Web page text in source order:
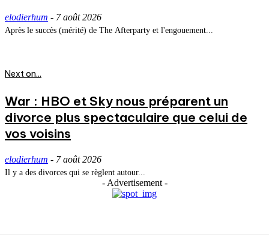
elodierhum - 7 août 2026
Après le succès (mérité) de The Afterparty et l'engouement...
Next on...
War : HBO et Sky nous préparent un
divorce plus spectaculaire que celui de
vos voisins
elodierhum - 7 août 2026
Il y a des divorces qui se règlent autour...
- Advertisement -